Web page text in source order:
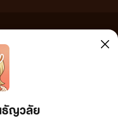
ธัญวลัย
ๆ ทั้งสิ้น ดังนั้นผู้อ่านทุกท่านโปรดใช้
วามใดๆ ที่ขัดต่อกฎหมายและศีลธรรม
นินการในทันที ทั้งนี้ ทางเว็บไซต์ขอสงวน